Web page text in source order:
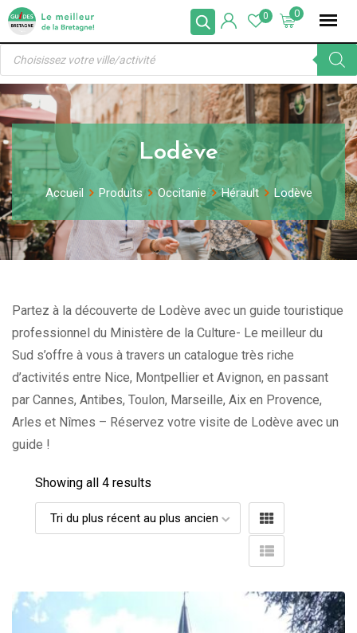
Skip
content
0
0
Recherche
produits
Lodève
Accueil Produits Occitanie Hérault Lodève
Partez à la découverte de Lodève avec un guide touristique
professionnel du Ministère de la Culture- Le meilleur du
Sud s’offre à vous à travers un catalogue très riche
d’activités entre Nice, Montpellier et Avignon, en passant
par Cannes, Antibes, Toulon, Marseille, Aix en Provence,
Arles et Nîmes – Réservez votre visite de Lodève avec un
guide !
Showing all 4 results